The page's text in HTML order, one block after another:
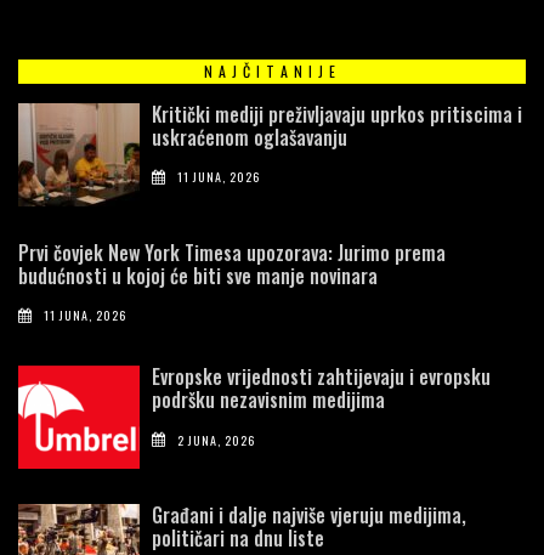
NAJČITANIJE
Kritički mediji preživljavaju uprkos pritiscima i
uskraćenom oglašavanju
11 JUNA, 2026
Prvi čovjek New York Timesa upozorava: Jurimo prema
budućnosti u kojoj će biti sve manje novinara
11 JUNA, 2026
Evropske vrijednosti zahtijevaju i evropsku
podršku nezavisnim medijima
2 JUNA, 2026
Građani i dalje najviše vjeruju medijima,
političari na dnu liste